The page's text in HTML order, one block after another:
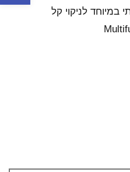
במיוחד לניקוי קל